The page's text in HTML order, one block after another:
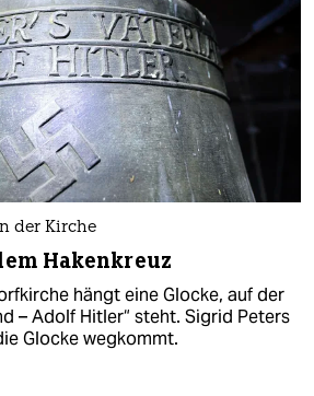
der Kirche
Hakenkreuz
hängt eine Glocke, auf der
– Adolf Hitler“ steht. Sigrid Peters
Glocke wegkommt.